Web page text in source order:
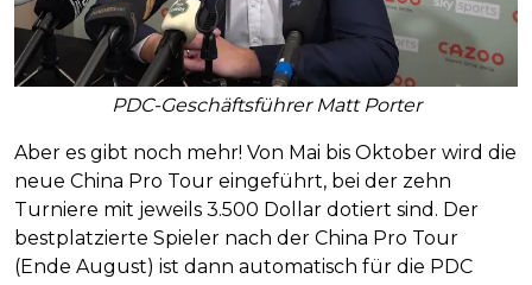
PDC-Geschäftsführer Matt Porter
Aber es gibt noch mehr! Von Mai bis Oktober wird die
neue China Pro Tour eingeführt, bei der zehn
Turniere mit jeweils 3.500 Dollar dotiert sind. Der
bestplatzierte Spieler nach der China Pro Tour
(Ende August) ist dann automatisch für die PDC